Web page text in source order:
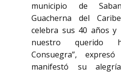
municipio de
Guacherna del
celebra sus 40 años y
nuestro querido
Consuegra”,
manifestó su